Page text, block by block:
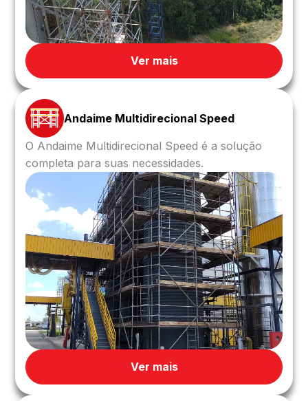
Ver mais
Andaime Multidirecional Speed
O Andaime Multidirecional Speed é a solução
completa para suas necessidades.
Ver mais